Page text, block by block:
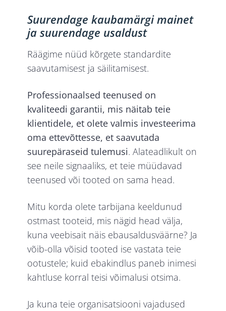
Suurendage kaubamärgi mainet
ja suurendage usaldust
Räägime nüüd kõrgete standardite
saavutamisest ja säilitamisest.
Professionaalsed teenused on
kvaliteedi garantii, mis näitab teie
klientidele, et olete valmis investeerima
oma ettevõttesse, et saavutada
suurepäraseid tulemusi. Alateadlikult on
see neile signaaliks, et teie müüdavad
teenused või tooted on sama head.
Mitu korda olete tarbijana keeldunud
ostmast tooteid, mis nägid head välja,
kuna veebisait näis ebausaldusväärne? Ja
võib-olla võisid tooted ise vastata teie
ootustele; kuid ebakindlus paneb inimesi
kahtluse korral teisi võimalusi otsima.
Ja kuna teie organisatsiooni vajadused